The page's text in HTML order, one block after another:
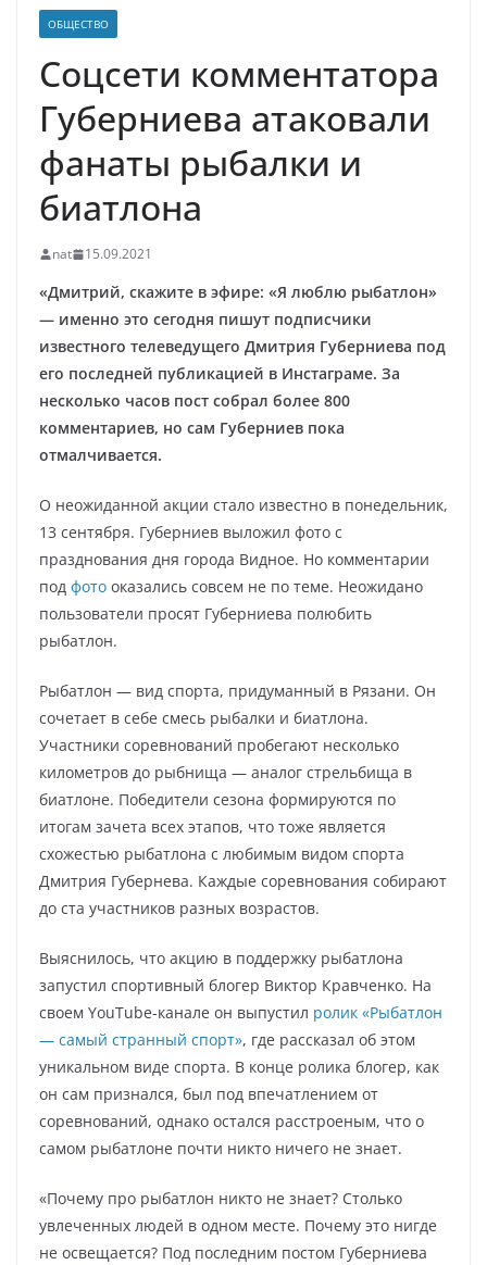
ОБЩЕСТВО
Соцсети комментатора
Губерниева атаковали
фанаты рыбалки и
биатлона
nat 15.09.2021
«Дмитрий, скажите в эфире: «Я люблю рыбатлон»
— именно это сегодня пишут подписчики
известного телеведущего Дмитрия Губерниева под
его последней публикацией в Инстаграме. За
несколько часов пост собрал более 800
комментариев, но сам Губерниев пока
отмалчивается.
О неожиданной акции стало известно в понедельник,
13 сентября. Губерниев выложил фото с
празднования дня города Видное. Но комментарии
под фото оказались совсем не по теме. Неожидано
пользователи просят Губерниева полюбить
рыбатлон.
Рыбатлон — вид спорта, придуманный в Рязани. Он
сочетает в себе смесь рыбалки и биатлона.
Участники соревнований пробегают несколько
километров до рыбнища — аналог стрельбища в
биатлоне. Победители сезона формируются по
итогам зачета всех этапов, что тоже является
схожестью рыбатлона с любимым видом спорта
Дмитрия Губернева. Каждые соревнования собирают
до ста участников разных возрастов.
Выяснилось, что акцию в поддержку рыбатлона
запустил спортивный блогер Виктор Кравченко. На
своем YouTube-канале он выпустил ролик «Рыбатлон
— самый странный спорт», где рассказал об этом
уникальном виде спорта. В конце ролика блогер, как
он сам признался, был под впечатлением от
соревнований, однако остался расстроеным, что о
самом рыбатлоне почти никто ничего не знает.
«Почему про рыбатлон никто не знает? Столько
увлеченных людей в одном месте. Почему это нигде
не освещается? Под последним постом Губерниева